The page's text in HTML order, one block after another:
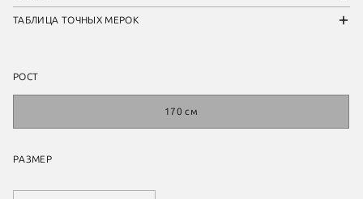
ТАБЛИЦА ТОЧНЫХ МЕРОК
РОСТ
170 см
РАЗМЕР